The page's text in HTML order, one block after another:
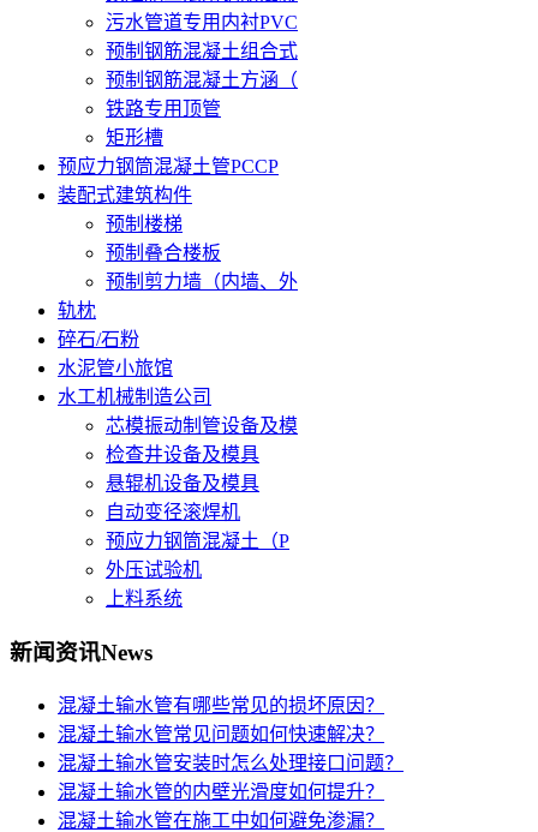
污水管道专用内衬PVC
预制钢筋混凝土组合式
预制钢筋混凝土方涵（
铁路专用顶管
矩形槽
预应力钢筒混凝土管PCCP
装配式建筑构件
预制楼梯
预制叠合楼板
预制剪力墙（内墙、外
轨枕
碎石/石粉
水泥管小旅馆
水工机械制造公司
芯模振动制管设备及模
检查井设备及模具
悬辊机设备及模具
自动变径滚焊机
预应力钢筒混凝土（P
外压试验机
上料系统
新闻资讯News
混凝土输水管有哪些常见的损坏原因？
混凝土输水管常见问题如何快速解决？
混凝土输水管安装时怎么处理接口问题？
混凝土输水管的内壁光滑度如何提升？
混凝土输水管在施工中如何避免渗漏？